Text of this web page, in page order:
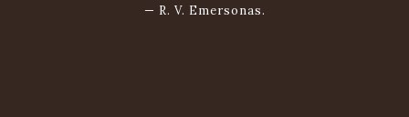
— R. V. Emersonas.